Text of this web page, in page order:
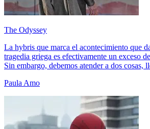
The Odyssey
La hybris que marca el acontecimiento que
tragedia griega es efectivamente un exceso
Sin embargo, debemos atender a dos cosas,
Paula Amo